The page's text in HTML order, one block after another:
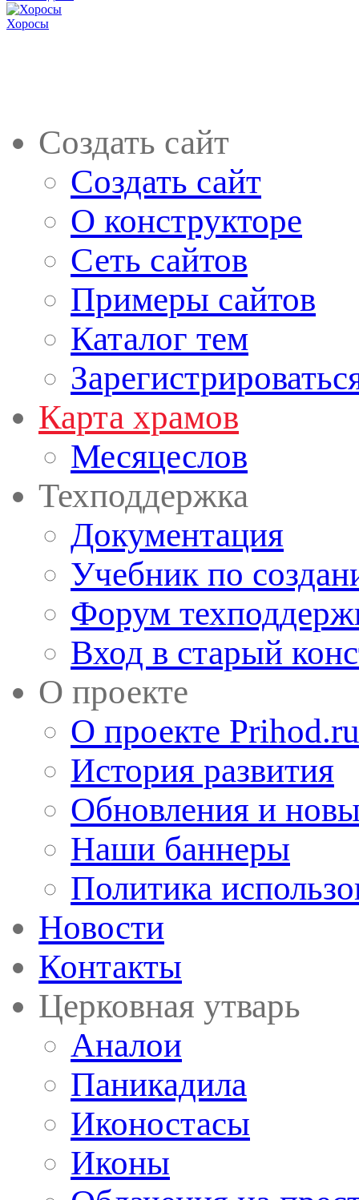
Хоросы
Создать сайт
Создать сайт
О конструкторе
Сеть сайтов
Примеры сайтов
Каталог тем
Карта храмов
Месяцеслов
Техподдержка
Документация
Учебник по
Форум
Вход в старый
О проекте
О проекте Prihod.ru
История развития
Обновления и
Наши баннеры
Политика
Новости
Контакты
Церковная утварь
Аналои
Паникадила
Иконостасы
Иконы